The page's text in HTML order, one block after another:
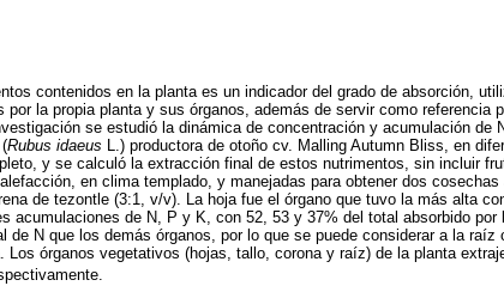
contenidos en la planta es un indicador del grado de absorción,
la propia planta y sus órganos, además de servir como referencia
se estudió la dinámica de concentración y acumulación de
Rubus idaeus L.) productora de otoño cv. Malling Autumn Bliss, en
y se calculó la extracción final de estos nutrimentos, sin incluir
en clima templado, y manejadas para obtener dos
de tezontle (3:1, v/v). La hoja fue el órgano que tuvo la más alta
acumulaciones de N, P y K, con 52, 53 y 37% del total absorbido por
de N que los demás órganos, por lo que se puede considerar a la raíz
Los órganos vegetativos (hojas, tallo, corona y raíz) de la planta